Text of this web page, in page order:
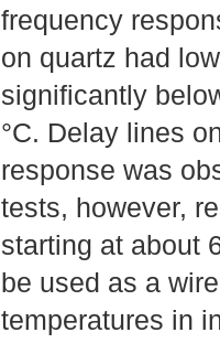
frequency
on quartz had
significantly
°C. Delay lines
response was
tests, however,
starting at about
be used as a
temperatures in